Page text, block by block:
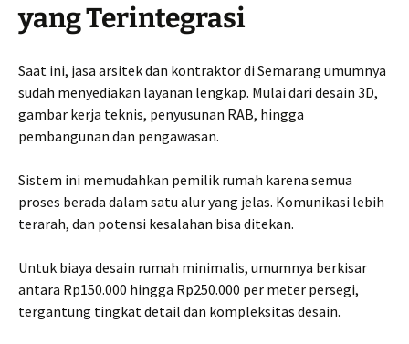
yang Terintegrasi
Saat ini, jasa arsitek dan kontraktor di Semarang umumnya
sudah menyediakan layanan lengkap. Mulai dari desain 3D,
gambar kerja teknis, penyusunan RAB, hingga
pembangunan dan pengawasan.
Sistem ini memudahkan pemilik rumah karena semua
proses berada dalam satu alur yang jelas. Komunikasi lebih
terarah, dan potensi kesalahan bisa ditekan.
Untuk biaya desain rumah minimalis, umumnya berkisar
antara Rp150.000 hingga Rp250.000 per meter persegi,
tergantung tingkat detail dan kompleksitas desain.